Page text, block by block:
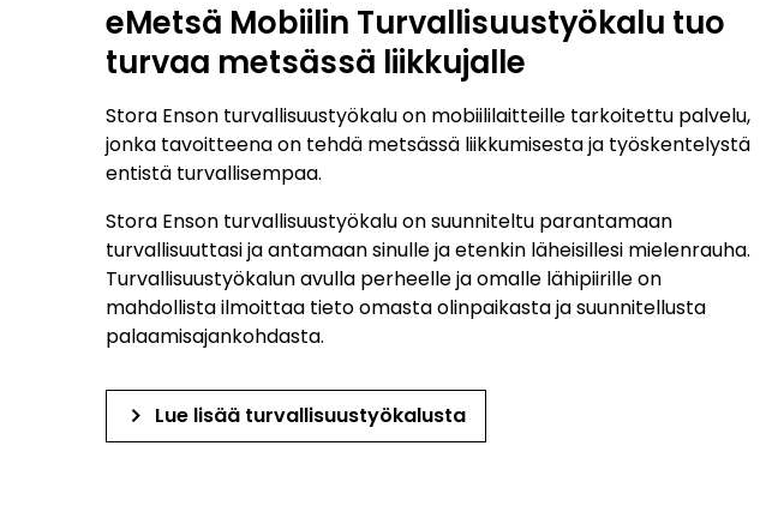
eMetsä Mobiilin Turvallisuustyökalu tuo
turvaa metsässä liikkujalle
Stora Enson turvallisuustyökalu on mobiililaitteille tarkoitettu palvelu,
jonka tavoitteena on tehdä metsässä liikkumisesta ja työskentelystä
entistä turvallisempaa.
Stora Enson turvallisuustyökalu on suunniteltu parantamaan
turvallisuuttasi ja antamaan sinulle ja etenkin läheisillesi mielenrauha.
Turvallisuustyökalun avulla perheelle ja omalle lähipiirille on
mahdollista ilmoittaa tieto omasta olinpaikasta ja suunnitellusta
palaamisajankohdasta.
keyboard_arrow_right Lue lisää turvallisuustyökalusta